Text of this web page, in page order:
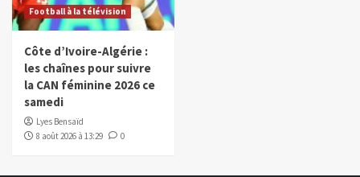
Football à la télévision
Côte d’Ivoire-Algérie :
les chaînes pour suivre
la CAN féminine 2026 ce
samedi
Lyes Bensaïd
8 août 2026 à 13:29
0